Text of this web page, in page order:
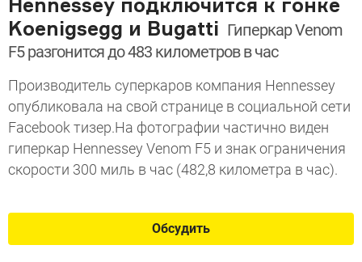
Hennessey подключится к гонке
Koenigsegg и Bugatti Гиперкар Venom
F5 разгонится до 483 километров в час
Производитель суперкаров компания Hennessey
опубликовала на свой странице в социальной сети
Facebook тизер.На фотографии частично виден
гиперкар Hennessey Venom F5 и знак ограничения
скорости 300 миль в час (482,8 километра в час).
Обсудить